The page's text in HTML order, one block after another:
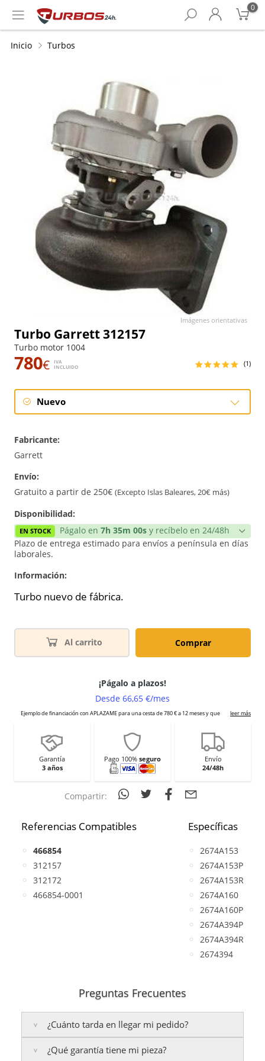
0
Inicio Turbos
Turbo Garrett 312157
Turbo motor 1004
780€
IVA
INCLUIDO
(1)
Nuevo
Fabricante:
Garrett
Envío:
Gratuito a partir de 250€ (Excepto Islas Baleares, 20€ más)
Disponibilidad:
EN STOCK Págalo en 7h 35m 00s y recíbelo en 24/48h
Plazo de entrega estimado para envíos a península en días
laborales.
Información:
Turbo nuevo de fábrica.
Al carrito Comprar
Garantía
3 años
Pago 100% seguro
Envío
24/48h
Compartir:
Imágenes orientativas
Referencias Compatibles
466854
312157
312172
466854-0001
Específicas
2674A153
2674A153P
2674A153R
2674A160
2674A160P
2674A394P
2674A394R
2674394
Preguntas Frecuentes
¿Cuánto tarda en llegar mi pedido?
Península: Entregamos en un plazo estimado de
¿Qué garantía tiene mi pieza?